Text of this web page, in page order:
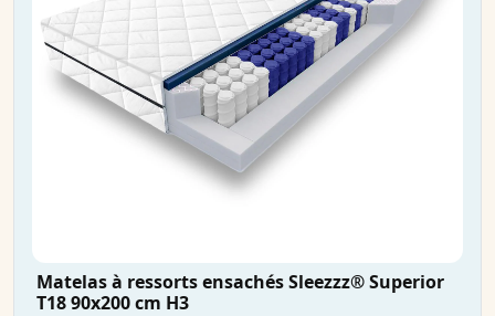
Matelas à ressorts ensachés Sleezzz® Superior
T18 90x200 cm H3